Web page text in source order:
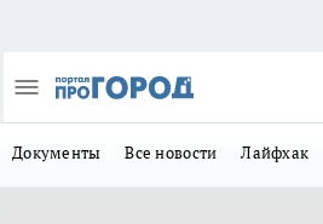
Документы Все новости Лайфхак